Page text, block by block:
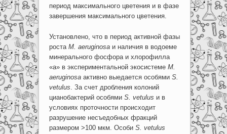
период максимального цветения и в фазе
завершения максимального цветения.
Установлено, что в период активной фазы
роста M. aeruginosa и наличия в водоеме
минерального фосфора и хлорофилла
«а» в экспериментальной экосистеме M.
aeruginosaактивно выедается особями S.
vetulus . За счет дробления колоний
цианобактерий особями S. vetulus и в
условиях проточности происходит
разрушение несъедобных фракций
размером >100 мкм. Особи S. vetulus